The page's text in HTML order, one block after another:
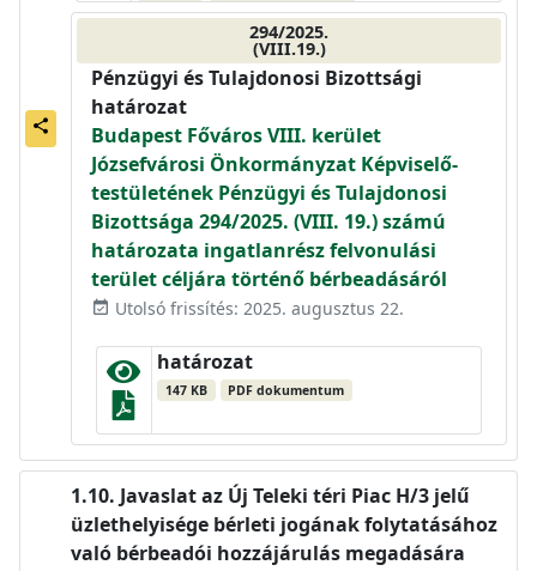
share
294/2025.
(VIII.19.)
Pénzügyi és Tulajdonosi Bizottsági
határozat
Budapest Főváros VIII. kerület
Józsefvárosi Önkormányzat Képviselő-
testületének Pénzügyi és Tulajdonosi
Bizottsága 294/2025. (VIII. 19.) számú
határozata ingatlanrész felvonulási
terület céljára történő bérbeadásáról
event_available Utolsó frissítés: 2025. augusztus 22.
határozat
147 KB PDF dokumentum
Javaslat az Új Teleki téri Piac H/3 jelű
üzlethelyisége bérleti jogának folytatásához
való bérbeadói hozzájárulás megadására